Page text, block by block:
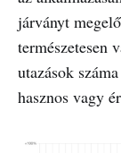
járványt
természetesen
utazások
hasznos vagy